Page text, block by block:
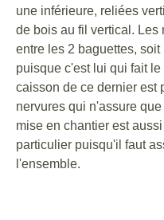
une inférieure, reliées
de bois au fil vertical. Les
entre les 2 baguettes,
puisque c'est lui qui fait
caisson de ce dernier est
nervures qui n'assure
mise en chantier est
particulier puisqu'il faut
l'ensemble.